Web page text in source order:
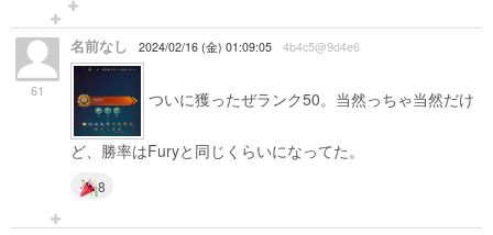
61
名前なし 2024/02/16 (金) 01:09:05 4b4c5@9d4e6
ついに獲ったぜランク50。当然っちゃ当然だけ
ど、勝率はFuryと同じくらいになってた。
8